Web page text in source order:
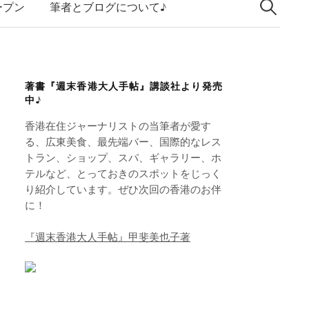
ン 筆者とブログについて♪
著書『週末香港大人手帖』講談社より発売
中♪
香港在住ジャーナリストの当筆者が愛す
る、広東美食、最先端バー、国際的なレス
トラン、ショップ、スパ、ギャラリー、ホ
テルなど、とっておきのスポットをじっく
り紹介しています。ぜひ次回の香港のお伴
に！
『週末香港大人手帖』甲斐美也子著